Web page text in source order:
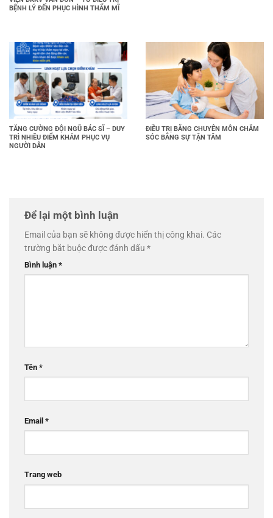
BỆNH LÝ ĐẾN PHỤC HÌNH THẨM MĨ
TĂNG CƯỜNG ĐỘI NGŨ BÁC SĨ – DUY
TRÌ NHIỀU ĐIỂM KHÁM PHỤC VỤ
NGƯỜI DÂN
ĐIỀU TRỊ BẰNG CHUYÊN MÔN CHĂM
SÓC BẰNG SỰ TẬN TÂM
Để lại một bình luận
Email của bạn sẽ không được hiển thị công khai. Các
trường bắt buộc được đánh dấu *
Bình luận *
Tên *
Email *
Trang web